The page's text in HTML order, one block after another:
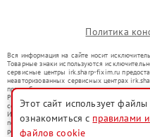
Политика
Вся информация на сайте носит
Товарные знаки используются
сервисные центры irk.sharp-fixim.ru
неавторизованных сервисных центрах
правообладателями товарных знаков или
Ремонт осуществляется для устройств, уже
со статьей 1487 ГК РФ.
Использование товарных знаков не
потребителей в заблуждение, а служит для
ремонту техники указанных брендов.
Этот сайт использует
ознакомиться с правилами
файлов cookie